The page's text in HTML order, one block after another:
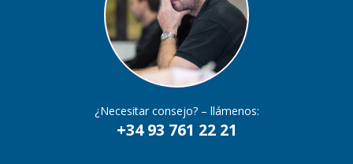
¿Necesitar consejo? – llámenos:
+34 93 761 22 21